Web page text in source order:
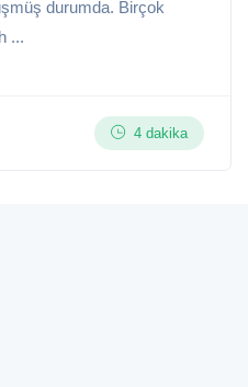
durumda. Birçok
...
4 dakika